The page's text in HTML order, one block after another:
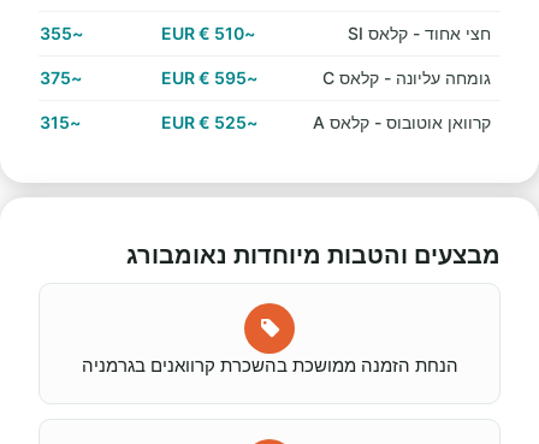
חצי אחוד - קלאס SI ~510 € EUR
~355 € EUR
גומחה עליונה - קלאס C ~595 € EUR
~375 € EUR
קרוואן אוטובוס - קלאס A ~525 € EUR
~315 € EUR
מבצעים והטבות מיוחדות נאומבורג
הנחת הזמנה ממושכת בהשכרת קרוואנים בגרמניה